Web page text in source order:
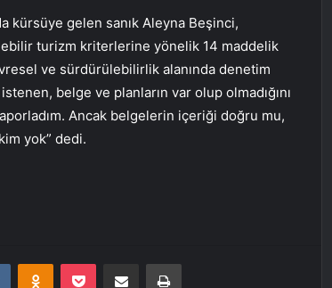
kürsüye gelen sanık Aleyna Beşinci,
turizm kriterlerine yönelik 14 maddelik
ve sürdürülebilirlik alanında denetim
belge ve planların var olup olmadığını
Ancak belgelerin içeriği doğru mu,
yok” dedi.
VKontakteOdnoklassniki
Pocket E-Posta ile paylaş Yazdır